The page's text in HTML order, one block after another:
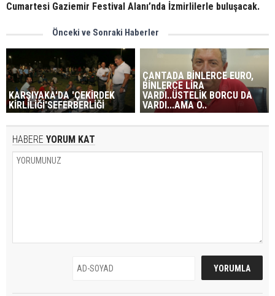
Cumartesi Gaziemir Festival Alanı’nda İzmirlilerle buluşacak.
Önceki ve Sonraki Haberler
KARŞIYAKA'DA 'ÇEKİRDEK
KİRLİLİĞİ'SEFERBERLİĞİ
ÇANTADA BİNLERCE EURO,
BİNLERCE LİRA
VARDI..ÜSTELİK BORCU DA
VARDI...AMA O..
HABERE YORUM KAT